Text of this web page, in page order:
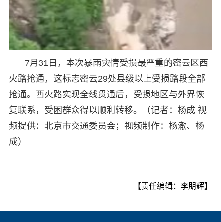
7月31日，本次暴雨灾情受损最严重的密云区西
火路抢通，这标志密云29处县级以上受损路段全部
抢通。西火路实现全线贯通后，受损地区与外界恢
复联系，受困群众得以顺利转移。（记者：杨成 视
频提供：北京市交通委员会；视频制作：杨澈、杨
成）
【责任编辑：李朋辉】